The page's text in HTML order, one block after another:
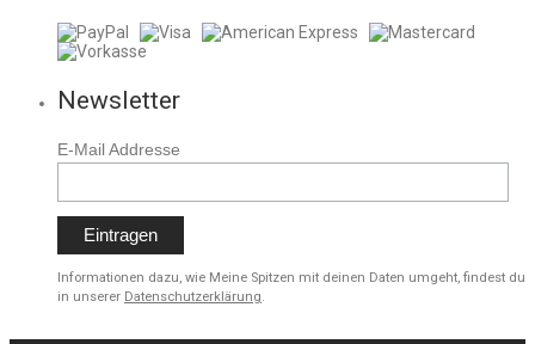
Newsletter
E-Mail Addresse
Informationen dazu, wie Meine Spitzen mit deinen Daten umgeht, findest du
in unserer Datenschutzerklärung.